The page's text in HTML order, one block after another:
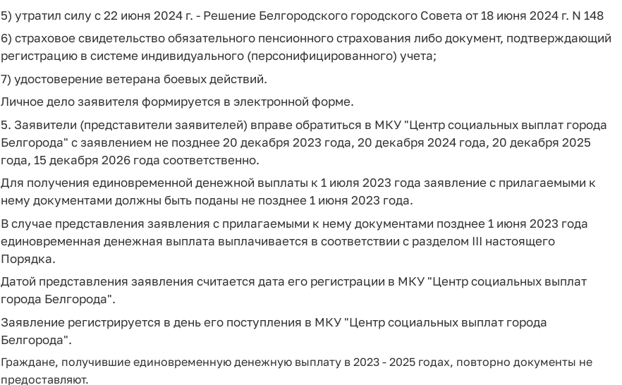
5) утратил силу с 22 июня 2024 г. - Решение Белгородского городского Совета от 18 июня 2024 г. N 148
6) страховое свидетельство обязательного пенсионного страхования либо документ, подтверждающий
регистрацию в системе индивидуального (персонифицированного) учета;
7) удостоверение ветерана боевых действий.
Личное дело заявителя формируется в электронной форме.
5. Заявители (представители заявителей) вправе обратиться в МКУ "Центр социальных выплат города
Белгорода" с заявлением не позднее 20 декабря 2023 года, 20 декабря 2024 года, 20 декабря 2025
года, 15 декабря 2026 года соответственно.
Для получения единовременной денежной выплаты к 1 июля 2023 года заявление с прилагаемыми к
нему документами должны быть поданы не позднее 1 июня 2023 года.
В случае представления заявления с прилагаемыми к нему документами позднее 1 июня 2023 года
единовременная денежная выплата выплачивается в соответствии с разделом III настоящего
Порядка.
Датой представления заявления считается дата его регистрации в МКУ "Центр социальных выплат
города Белгорода".
Заявление регистрируется в день его поступления в МКУ "Центр социальных выплат города
Белгорода".
Граждане, получившие единовременную денежную выплату в 2023 - 2025 годах, повторно документы не
предоставляют.